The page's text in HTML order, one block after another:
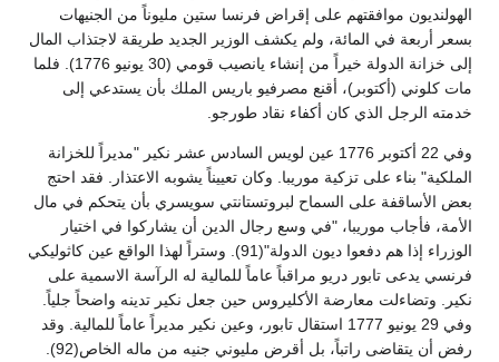
الهولنديون موافقتهم على إقراض فرنسا ستين مليوناً من الجنيهات
بسعر أربعة في المائة، ولم يكشف الوزير الجديد طريقة لاجتذاب المال
إلى خزانة الدولة خيراً من إنشاء يانصيب قومي (30 يونيو 1776). فلما
مات كلوني (أكتوبر)، أقنع مصرفيو باريس الملك بأن يستدعي إلى
خدمته الرجل الذي كان أكفاء نقاد طورجو.
وفي 22 أكتوبر 1776 عين لويس السادس عشر نكير "مديراً للخزانة
الملكية" بناء على تزكية موريبا. وكان تعييناً يشوبه الاعتذار. فقد احتج
بعض الأساقفة على السماح لبروتستانتي سويسري بأن يتحكم في مال
الأمة، فأجاب موريبا، "في وسع رجال الدين أن يشاركوا في اختيار
الوزراء إذا هم دفعوا ديون الدولة"(91). وستراً لهذا الواقع عين كاثوليكي
فرنسي يدعى تابور دريو مراقباً عاماً للمالية له الرآسة الاسمية على
نكير. وتضاءلت معارضة الأكليروس حين جعل نكير تدينه واضحاً جلياً.
وفي 29 يونيو 1777 استقال تابور، وعين نكير مديراً عاماً للمالية. وقد
رفض أن يتقاضى راتباً، بل أقرض مليوني جنيه من ماله الخاص(92).